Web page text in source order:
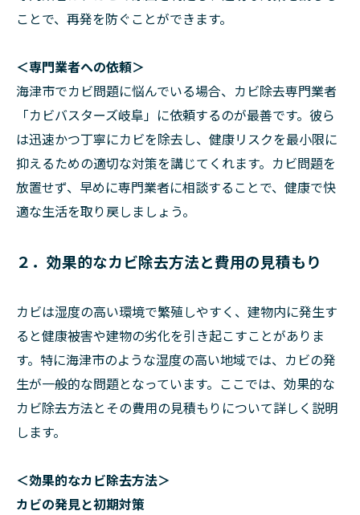
ことで、再発を防ぐことができます。
＜専門業者への依頼＞
海津市でカビ問題に悩んでいる場合、カビ除去専門業者
「カビバスターズ岐阜」に依頼するのが最善です。彼ら
は迅速かつ丁寧にカビを除去し、健康リスクを最小限に
抑えるための適切な対策を講じてくれます。カビ問題を
放置せず、早めに専門業者に相談することで、健康で快
適な生活を取り戻しましょう。
２．効果的なカビ除去方法と費用の見積もり
カビは湿度の高い環境で繁殖しやすく、建物内に発生す
ると健康被害や建物の劣化を引き起こすことがありま
す。特に海津市のような湿度の高い地域では、カビの発
生が一般的な問題となっています。ここでは、効果的な
カビ除去方法とその費用の見積もりについて詳しく説明
します。
＜効果的なカビ除去方法＞
カビの発見と初期対策